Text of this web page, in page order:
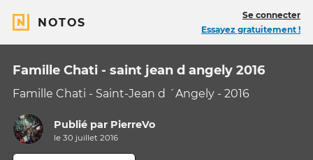
NOTOS
Se connecter
Essayez gratuitement !
Famille Chati - saint jean d angely 2016
Famille Chati - Saint-Jean d ´Angely - 2016
Publié par PierreVo
le 30 juillet 2016